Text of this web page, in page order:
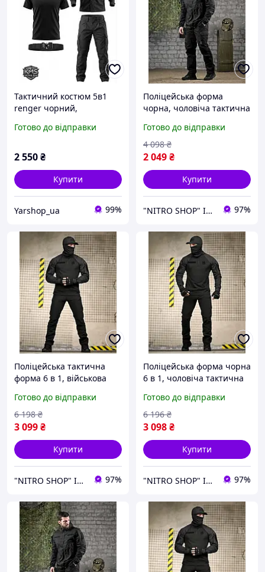
Тактичний костюм 5в1
renger чорний,
форма поліція, форма для
Готово до відправки
2 550₴
Купити
Yarshop_ua 99%
Поліцейська форма
чорна, чоловіча тактична
форма поліція XL
Готово до відправки
2 049₴
4 098 ₴
Купити
"NITRO SHOP" Інтернет магазин 97%
Поліцейська тактична
форма 6 в 1, військова
чорна форма поліція М
Готово до відправки
3 099₴
6 198 ₴
Купити
"NITRO SHOP" Інтернет магазин 97%
Поліцейська форма чорна
6 в 1, чоловіча тактична
форма поліція XL
Готово до відправки
3 098₴
6 196 ₴
Купити
"NITRO SHOP" Інтернет магазин 97%